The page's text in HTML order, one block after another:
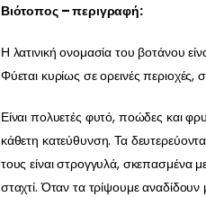
Βιότοπος – περιγραφή:
Η λατινική ονομασία του βοτάνου
Φύεται κυρίως σε ορεινές
Είναι πολυετές φυτό, ποώδες και
κάθετη κατεύθυνση. Τα
τους είναι στρογγυλά, σκεπασμένα
σταχτί. Όταν τα τρίψουμε